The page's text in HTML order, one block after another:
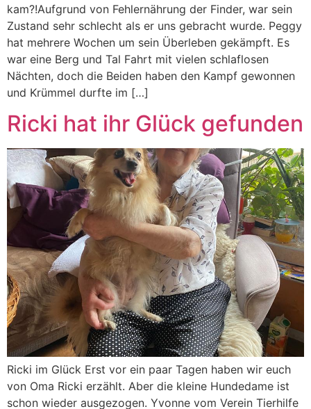
kam?!Aufgrund von Fehlernährung der Finder, war sein
Zustand sehr schlecht als er uns gebracht wurde. Peggy
hat mehrere Wochen um sein Überleben gekämpft. Es
war eine Berg und Tal Fahrt mit vielen schlaflosen
Nächten, doch die Beiden haben den Kampf gewonnen
und Krümmel durfte im […]
Ricki hat ihr Glück gefunden
Ricki im Glück Erst vor ein paar Tagen haben wir euch
von Oma Ricki erzählt. Aber die kleine Hundedame ist
schon wieder ausgezogen. Yvonne vom Verein Tierhilfe